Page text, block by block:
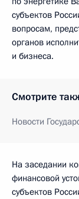
субъектов
вопросам,
органов
и бизнеса.
Смотрите
Новости
На заседании
финансовой
субъектов